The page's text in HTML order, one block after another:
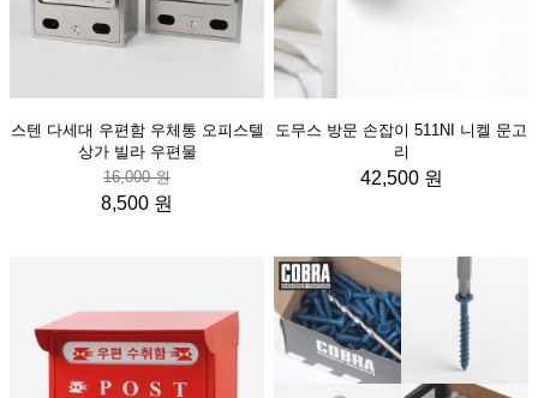
스텐 다세대 우편함 우체통 오피스텔
상가 빌라 우편물
16,000 원
8,500 원
도무스 방문 손잡이 511NI 니켈 문고
리
42,500 원